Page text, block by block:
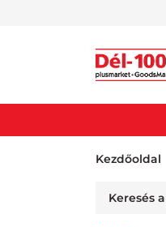
Kezdőoldal